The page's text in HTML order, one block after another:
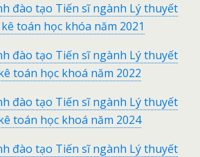
đào tạo Tiến sĩ ngành Lý thuyết
toán học khóa năm 2021
đào tạo Tiến sĩ ngành Lý thuyết
toán học khoá năm 2022
đào tạo Tiến sĩ ngành Lý thuyết
toán học khoá năm 2024
đào tạo Tiến sĩ ngành Lý thuyết